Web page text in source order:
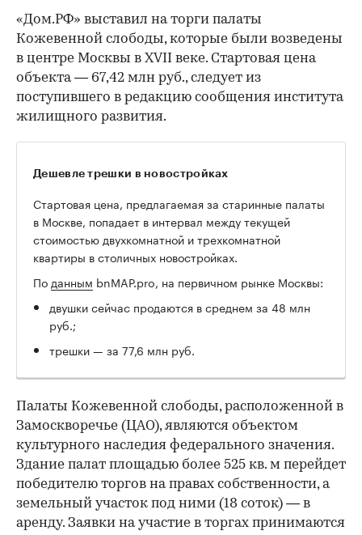
«Дом.РФ» выставил на торги палаты
Кожевенной слободы, которые были возведены
в центре Москвы в XVII веке. Стартовая цена
объекта — 67,42 млн руб., следует из
поступившего в редакцию сообщения института
жилищного развития.
Дешевле трешки в новостройках
Стартовая цена, предлагаемая за старинные палаты
в Москве, попадает в интервал между текущей
стоимостью двухкомнатной и трехкомнатной
квартиры в столичных новостройках.
По данным bnMAP.pro, на первичном рынке Москвы:
двушки сейчас продаются в среднем за 48 млн
руб.;
трешки — за 77,6 млн руб.
Палаты Кожевенной слободы, расположенной в
Замоскворечье (ЦАО), являются объектом
культурного наследия федерального значения.
Здание палат площадью более 525 кв. м перейдет
победителю торгов на правах собственности, а
земельный участок под ними (18 соток) — в
аренду. Заявки на участие в торгах принимаются